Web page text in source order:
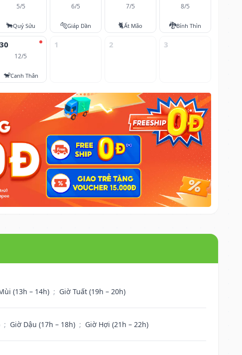
5/5
🐂Quý Sửu
6/5
🐅Giáp Dần
7/5
🐈Ất Mão
8/5
🐉Bính Thìn
30
12/5
🐒Canh Thân
1 2 3
(13h – 14h) ; Giờ Tuất (19h – 20h)
; Giờ Dậu (17h – 18h) ; Giờ Hợi (21h – 22h)